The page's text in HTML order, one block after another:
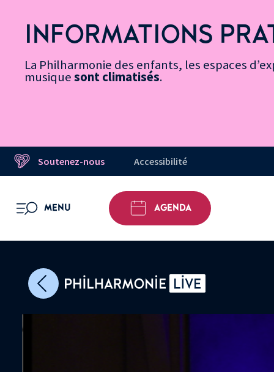
Accessibilité
rapides
contenuMessage d’information
INFORMATIONS
La Philharmonie des enfants, les espaces
musiquesont climatisés.
Soutenez-nous Accessibilité
MENU
OUVRIR LE MENU AGENDA